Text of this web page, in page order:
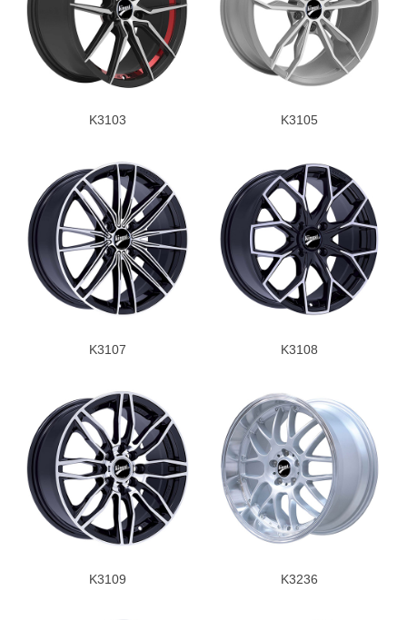
K3103 K3105
K3107 K3108
K3109 K3236